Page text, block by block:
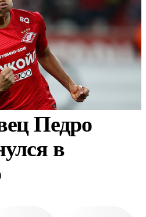
Педро
в